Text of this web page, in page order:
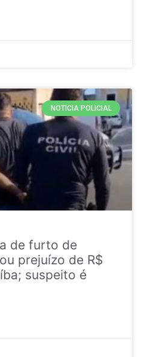
NOTICIA POLICIAL
de furto de
prejuízo de R$
suspeito é